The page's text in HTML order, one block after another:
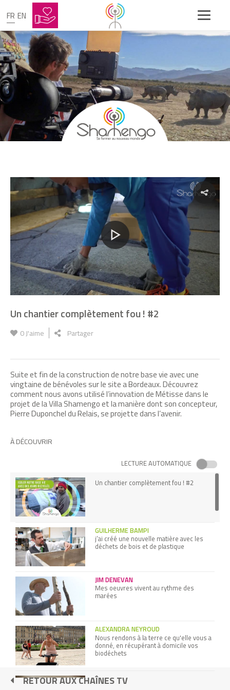
FR EN
Un chantier complètement fou ! #2
0J'aime Partager
Suite et fin de la construction de notre base vie avec une
vingtaine de bénévoles sur le site a Bordeaux. Découvrez
comment nous avons utilisé l’innovation de Métisse dans le
projet de la Villa Shamengo et la manière dont son concepteur,
Pierre Duponchel du Relais, se projette dans l’avenir.
À DÉCOUVRIR
LECTURE AUTOMATIQUE
Un chantier complètement fou ! #2
GUILHERME BAMPI
j’ai créé une nouvelle matière avec les
déchets de bois et de plastique
JIM DENEVAN
Mes oeuvres vivent au rythme des
marées
ALEXANDRA NEYROUD
Nous rendons à la terre ce qu'elle vous a
donné, en récupérant à domicile vos
biodéchets
Atelier Se loger avec les lycéens de
RETOUR AUX CHAÎNES TV